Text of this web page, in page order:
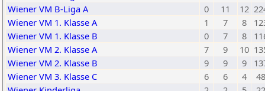
Wiener VM B-Liga A
0 11 12
Wiener VM 1. Klasse A
1 7 8
Wiener VM 1. Klasse B
0 7 8
Wiener VM 2. Klasse A
7 9 10
Wiener VM 2. Klasse B
9 9 9
Wiener VM 3. Klasse C
6 6 4
48